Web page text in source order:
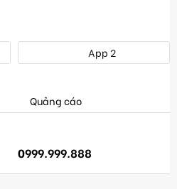
App 2
Quảng cáo
0999.999.888